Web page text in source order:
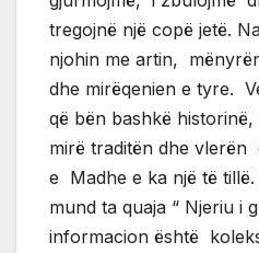
tregojnë një copë jetë.
njohin me artin,
dhe mirëqenien e tyre.
që bën bashkë
mirë traditën dhe vlerën
e Madhe e ka një të
mund ta quaja “ Njeriu
informacion është